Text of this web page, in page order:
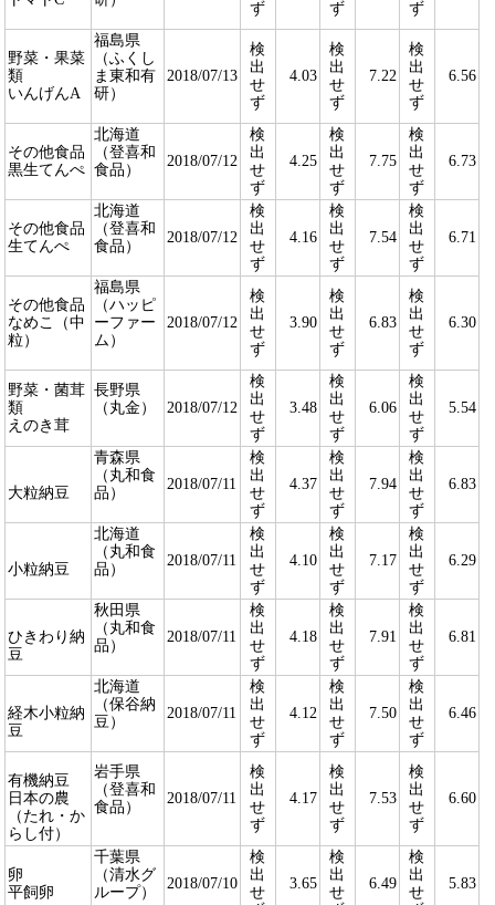
ず
ず
ず
野菜・果菜
類
いんげんA
福島県
（ふくし
ま東和有
研）
2018/07/13
検
出
せ
ず
4.03
検
出
せ
ず
7.22
検
出
せ
ず
6.56
その他食品
黒生てんぺ
北海道
（登喜和
食品）
2018/07/12
検
出
せ
ず
4.25
検
出
せ
ず
7.75
検
出
せ
ず
6.73
その他食品
生てんぺ
北海道
（登喜和
食品）
2018/07/12
検
出
せ
ず
4.16
検
出
せ
ず
7.54
検
出
せ
ず
6.71
その他食品
なめこ（中
粒）
福島県
（ハッピ
ーファー
ム）
2018/07/12
検
出
せ
ず
3.90
検
出
せ
ず
6.83
検
出
せ
ず
6.30
野菜・菌茸
類
えのき茸
長野県
（丸金）
2018/07/12
検
出
せ
ず
3.48
検
出
せ
ず
6.06
検
出
せ
ず
5.54
大粒納豆
青森県
（丸和食
品）
2018/07/11
検
出
せ
ず
4.37
検
出
せ
ず
7.94
検
出
せ
ず
6.83
小粒納豆
北海道
（丸和食
品）
2018/07/11
検
出
せ
ず
4.10
検
出
せ
ず
7.17
検
出
せ
ず
6.29
ひきわり納
豆
秋田県
（丸和食
品）
2018/07/11
検
出
せ
ず
4.18
検
出
せ
ず
7.91
検
出
せ
ず
6.81
経木小粒納
豆
北海道
（保谷納
豆）
2018/07/11
検
出
せ
ず
4.12
検
出
せ
ず
7.50
検
出
せ
ず
6.46
有機納豆
日本の農
（たれ・か
らし付）
岩手県
（登喜和
食品）
2018/07/11
検
出
せ
ず
4.17
検
出
せ
ず
7.53
検
出
せ
ず
6.60
卵
平飼卵
千葉県
（清水グ
ループ）
2018/07/10
検
出
せ
3.65
検
出
せ
6.49
検
出
せ
5.83